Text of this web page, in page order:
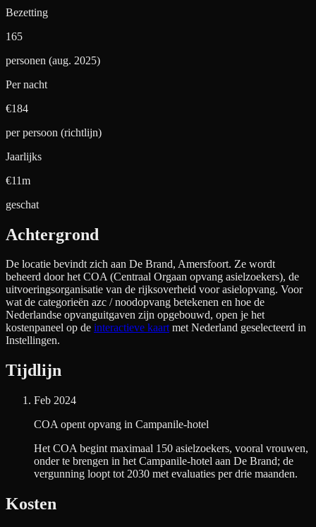
Bezetting
165
personen (aug. 2025)
Per nacht
€184
per persoon (richtlijn)
Jaarlijks
€11m
geschat
Achtergrond
De locatie bevindt zich aan De Brand, Amersfoort. Ze wordt
beheerd door het COA (Centraal Orgaan opvang asielzoekers), de
uitvoeringsorganisatie van de rijksoverheid voor asielopvang. Voor
wat de categorieën azc / noodopvang betekenen en hoe de
Nederlandse opvanguitgaven zijn opgebouwd, open je het
kostenpaneel op de interactieve kaart met Nederland geselecteerd in
Instellingen.
Tijdlijn
Feb 2024
COA opent opvang in Campanile-hotel
Het COA begint maximaal 150 asielzoekers, vooral vrouwen,
onder te brengen in het Campanile-hotel aan De Brand; de
vergunning loopt tot 2030 met evaluaties per drie maanden.
Kosten